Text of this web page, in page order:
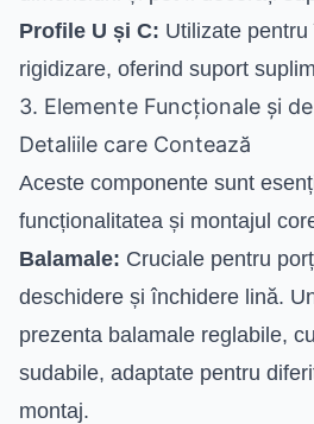
Profile U și C: Utilizate
rigidizare, oferind suport
3. Elemente Funcționale și
Detaliile care Contează
Aceste componente sunt
funcționalitatea și montajul
Balamale: Cruciale pentru
deschidere și închidere lină.
prezenta balamale reglabile,
sudabile, adaptate pentru
montaj.